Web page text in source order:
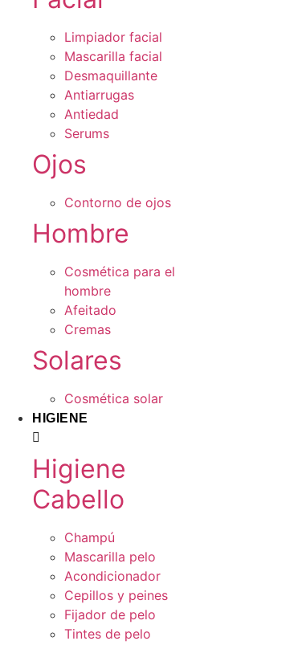
Limpiador facial
Mascarilla facial
Desmaquillante
Antiarrugas
Antiedad
Serums
Ojos
Contorno de ojos
Hombre
Cosmética para el
hombre
Afeitado
Cremas
Solares
Cosmética solar
HIGIENE
Higiene
Cabello
Champú
Mascarilla pelo
Acondicionador
Cepillos y peines
Fijador de pelo
Tintes de pelo